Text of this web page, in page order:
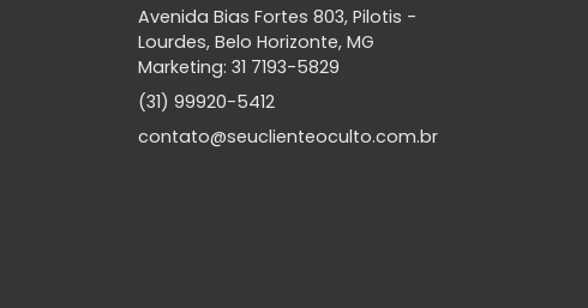
Avenida Bias Fortes 803, Pilotis -
Lourdes, Belo Horizonte, MG
Marketing: 31 7193-5829
(31) 99920-5412
contato@seuclienteoculto.com.br